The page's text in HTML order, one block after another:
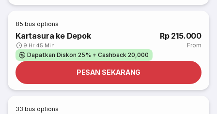
85 bus options
Kartasura ke Depok
9 Hr 45 Min
Rp 215.000
From
Dapatkan Diskon 25% + Cashback 20,000
PESAN SEKARANG
33 bus options